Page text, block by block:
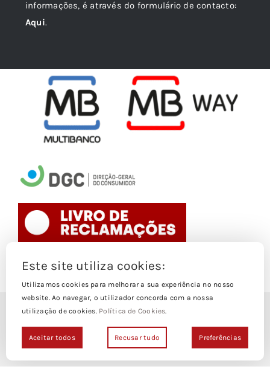
informações, é através do formulário de contacto:
Aqui.
Toggle
Navigation
Politica de Cookies
Termos e Condições
© Copyright 1988- 2026
Loja Edições Piaget by Piaget Ensino Superior| Todos os
Este site utiliza cookies:
Utilizamos cookies para melhorar a sua experiência no nosso
website. Ao navegar, o utilizador concorda com a nossa
utilização de cookies. Política de Cookies.
Aceitar todos Recusar tudo Preferências